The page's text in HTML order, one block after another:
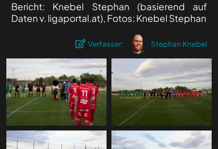
Bericht: Knebel Stephan (basierend auf
Daten v. ligaportal.at), Fotos: Knebel Stephan
Verfasser: Stephan Knebel